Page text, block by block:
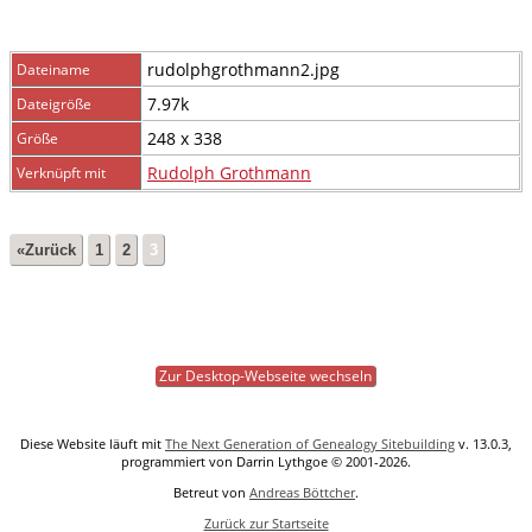
Dateiname rudolphgrothmann2.jpg
Dateigröße 7.97k
Größe 248 x 338
Verknüpft mit Rudolph Grothmann
«Zurück 1 2 3
Zur Desktop-Webseite wechseln
Diese Website läuft mit The Next Generation of Genealogy Sitebuilding v. 13.0.3,
programmiert von Darrin Lythgoe © 2001-2026.
Betreut von Andreas Böttcher.
Zurück zur Startseite